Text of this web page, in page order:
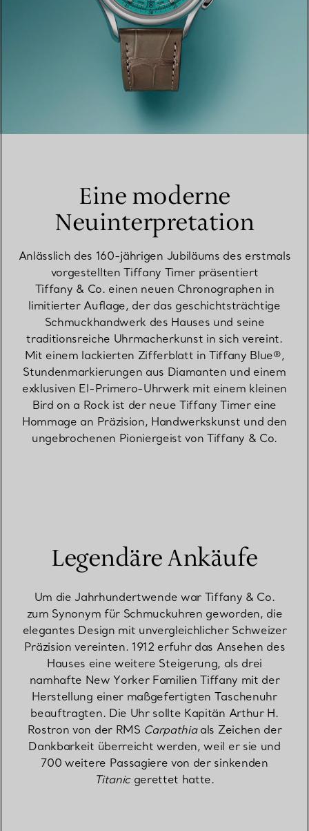
Eine moderne
Neuinterpretation
Anlässlich des 160-jährigen Jubiläums des erstmals
vorgestellten Tiffany Timer präsentiert
Tiffany & Co. einen neuen Chronographen in
limitierter Auflage, der das geschichtsträchtige
Schmuckhandwerk des Hauses und seine
traditionsreiche Uhrmacherkunst in sich vereint.
Mit einem lackierten Zifferblatt in Tiffany Blue®,
Stundenmarkierungen aus Diamanten und einem
exklusiven El-Primero-Uhrwerk mit einem kleinen
Bird on a Rock ist der neue Tiffany Timer eine
Hommage an Präzision, Handwerkskunst und den
ungebrochenen Pioniergeist von Tiffany & Co.
Legendäre Ankäufe
Um die Jahrhundertwende war Tiffany & Co.
zum Synonym für Schmuckuhren geworden, die
elegantes Design mit unvergleichlicher Schweizer
Präzision vereinten. 1912 erfuhr das Ansehen des
Hauses eine weitere Steigerung, als drei
namhafte New Yorker Familien Tiffany mit der
Herstellung einer maßgefertigten Taschenuhr
beauftragten. Die Uhr sollte Kapitän Arthur H.
Rostron von der RMS Carpathiaals Zeichen der
Dankbarkeit überreicht werden, weil er sie und
700 weitere Passagiere von der sinkenden
Titanicgerettet hatte.